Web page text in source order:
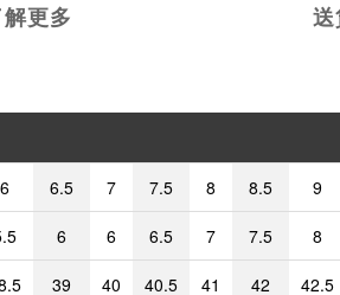
更多
6 6.5 7 7.5 8 8.5 9
6 6 6.5 7 7.5 8
39 40 40.5 41 42 42.5